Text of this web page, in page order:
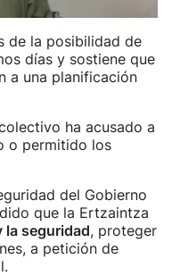
de la posibilidad de
días y sostiene que
a una planificación
ha acusado a
o permitido los
del Gobierno
que la Ertzaintza
la seguridad, proteger
a petición de